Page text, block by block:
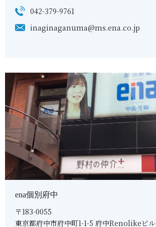
042-379-9761
inaginaganuma@ms.ena.co.jp
ena個別府中
〒183-0055
東京都府中市府中町1-1-5 府中Renolikeビル